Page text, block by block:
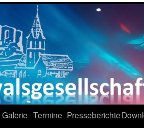
Galerie Termine Presseberichte